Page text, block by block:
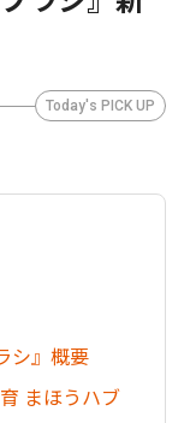
Today's PICK UP
シ』概要
まほうハブ